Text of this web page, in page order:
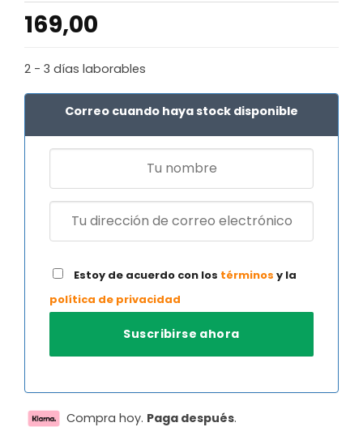
169,00
2 - 3 días laborables
Correo cuando haya stock disponible
Estoy de acuerdo con los términos y la
política de privacidad
Compra hoy. Paga después.